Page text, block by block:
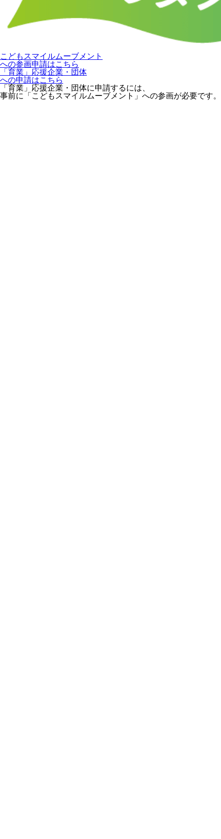
こどもスマイルムーブメント
への参画申請はこちら
「育業」応援企業・団体
への申請はこちら
「育業」応援企業・団体に申請するには、
事前に「こどもスマイルムーブメント」への参画が必要です。